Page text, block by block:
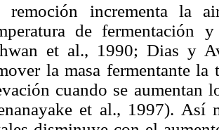
remoción incrementa la
de fermentación
et al., 1990; Dias y
la masa fermentante la
cuando se aumentan
et al., 1997). Así